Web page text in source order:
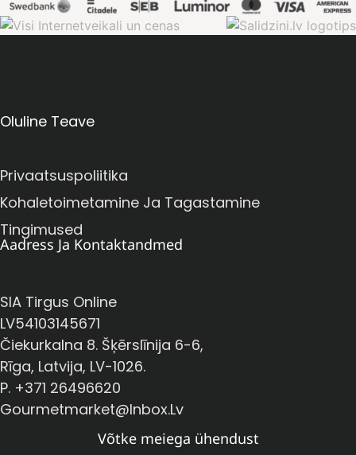
Oluline Teave
Privaatsuspoliitika
Kohaletoimetamine Ja Tagastamine
Tingimused
Aadress Ja Kontaktandmed
SIA Tirgus Online
LV54103145671
Čiekurkalna 8. Šķērslīnija 6-6,
Rīga, Latvija, LV-1026.
P. +371 26496620
Gourmetmarket@inbox.lv
Võtke meiega ühendust